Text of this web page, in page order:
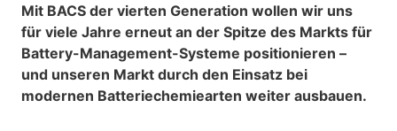
Mit BACS der vierten Generation wollen wir uns
für viele Jahre erneut an der Spitze des Markts für
Battery-Management-Systeme positionieren –
und unseren Markt durch den Einsatz bei
modernen Batteriechemiearten weiter ausbauen.